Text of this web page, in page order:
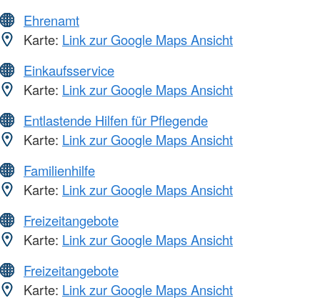
Ehrenamt
Karte: Link zur Google Maps Ansicht
Einkaufsservice
Karte: Link zur Google Maps Ansicht
Entlastende Hilfen für Pflegende
Karte: Link zur Google Maps Ansicht
Familienhilfe
Karte: Link zur Google Maps Ansicht
Freizeitangebote
Karte: Link zur Google Maps Ansicht
Freizeitangebote
Karte: Link zur Google Maps Ansicht